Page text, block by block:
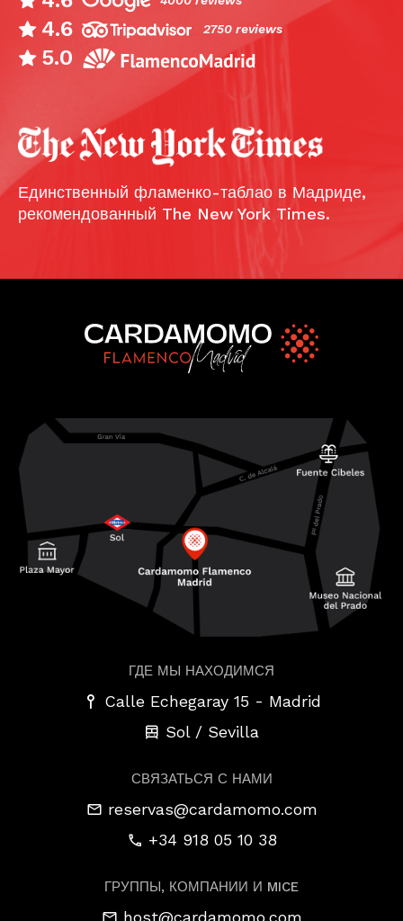
4.6 2750 reviews
5.0
Единственный фламенко-таблао в Мадриде,
рекомендованный The New York Times.
ГДЕ МЫ НАХОДИМСЯ
Calle Echegaray 15 - Madrid
Sol / Sevilla
СВЯЗАТЬСЯ С НАМИ
reservas@cardamomo.com
+34 918 05 10 38
ГРУППЫ, КОМПАНИИ И MICE